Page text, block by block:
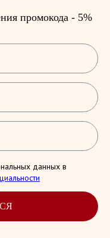
промокода - 5%
данных в